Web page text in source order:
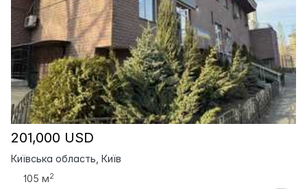
201,000 USD
Київська область, Київ
105 м2